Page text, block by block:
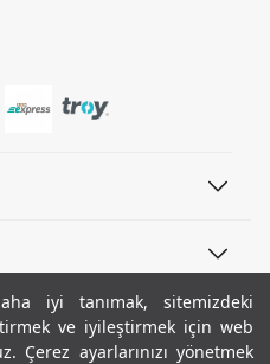
iyi tanımak, sitemizdeki
ve iyileştirmek için web
Çerez ayarlarınızı yönetmek